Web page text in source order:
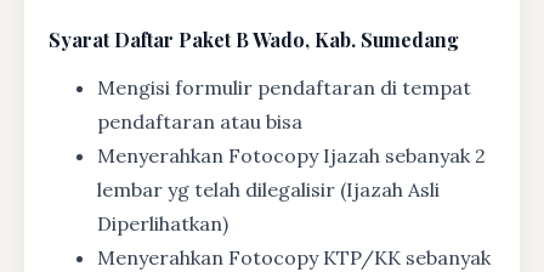
SyaratDaftar Paket B Wado, Kab. Sumedang
Mengisi formulir pendaftaran di tempat
pendaftaran atau bisa
Menyerahkan Fotocopy Ijazah sebanyak 2
lembar yg telah dilegalisir (Ijazah Asli
Diperlihatkan)
Menyerahkan Fotocopy KTP/KK sebanyak